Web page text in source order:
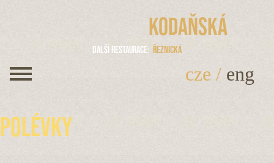
Kodaňská
Další restaurace Řeznická
cze / eng
Polévky